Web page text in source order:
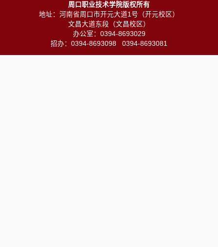
周口职业技术学院版权所有
地址：河南省周口市开元大道1号（开元校区）
文昌大道东段（文昌校区）
办公室：0394-8693029
招办：0394-8693098 0394-8693081